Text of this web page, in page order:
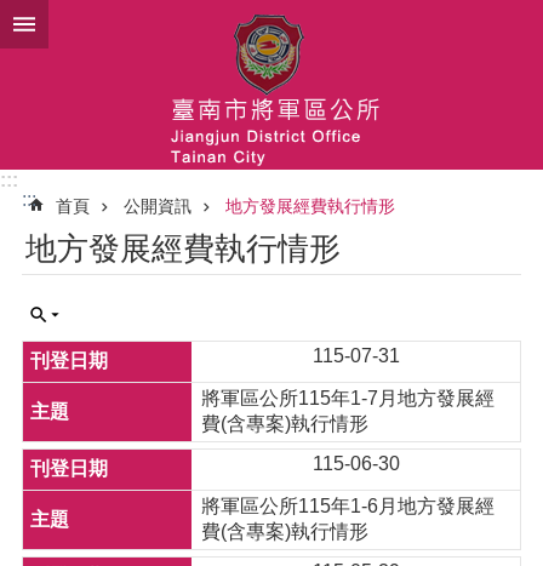
跳到主要內容區塊
:::
:::
首頁 公開資訊 地方發展經費執行情形
地方發展經費執行情形
115-07-31
將軍區公所115年1-7月地方發展經
費(含專案)執行情形
115-06-30
將軍區公所115年1-6月地方發展經
費(含專案)執行情形